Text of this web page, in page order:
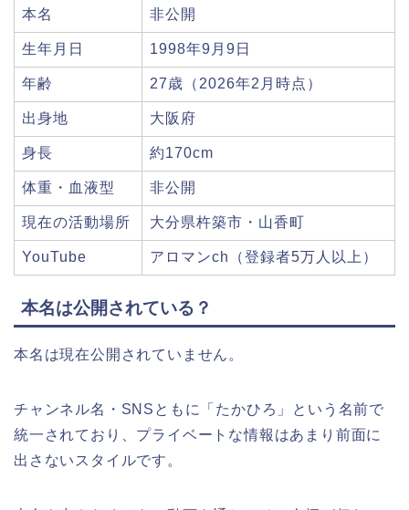
本名 非公開
生年月日 1998年9月9日
年齢 27歳（2026年2月時点）
出身地 大阪府
身長 約170cm
体重・血液型 非公開
現在の活動場所 大分県杵築市・山香町
YouTube アロマンch（登録者5万人以上）
本名は公開されている？
本名は現在公開されていません。
チャンネル名・SNSともに「たかひろ」という名前で
統一されており、プライベートな情報はあまり前面に
出さないスタイルです。